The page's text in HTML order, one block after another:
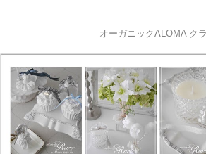
オーガニックALOMA ク